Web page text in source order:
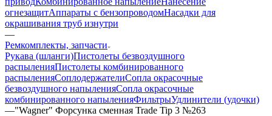
огнезащитАппараты с бензопроводомНасадки для
окрашивания труб изнутри
—
Ремкомплекты, запчасти
Рукава (шланги)Пистолеты безвоздушного
распыленияПистолеты комбинированного
распыленияСоплодержателиСопла окрасочные
безвоздушного напыленияСопла окрасочные
комбинированного напыленияФильтрыУдлинители (удочки)
—"Wagner" Форсунка сменная Trade Tip 3 №263